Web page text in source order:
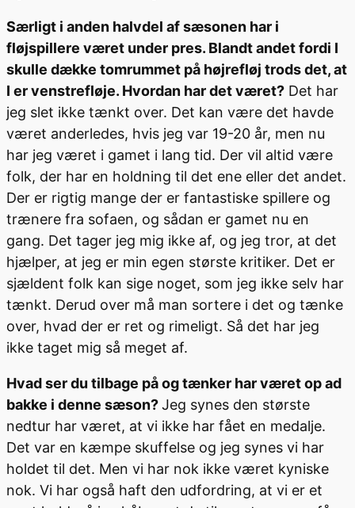
Særligt i anden halvdel af sæsonen har i
fløjspillere været under pres. Blandt andet fordi I
skulle dække tomrummet på højrefløj trods det, at
I er venstrefløje. Hvordan har det været? Det har
jeg slet ikke tænkt over. Det kan være det havde
været anderledes, hvis jeg var 19-20 år, men nu
har jeg været i gamet i lang tid. Der vil altid være
folk, der har en holdning til det ene eller det andet.
Der er rigtig mange der er fantastiske spillere og
trænere fra sofaen, og sådan er gamet nu en
gang. Det tager jeg mig ikke af, og jeg tror, at det
hjælper, at jeg er min egen største kritiker. Det er
sjældent folk kan sige noget, som jeg ikke selv har
tænkt. Derud over må man sortere i det og tænke
over, hvad der er ret og rimeligt. Så det har jeg
ikke taget mig så meget af.
Hvad ser du tilbage på og tænker har været op ad
bakke i denne sæson?Jeg synes den største
nedtur har været, at vi ikke har fået en medalje.
Det var en kæmpe skuffelse og jeg synes vi har
holdet til det. Men vi har nok ikke været kyniske
nok. Vi har også haft den udfordring, at vi er et